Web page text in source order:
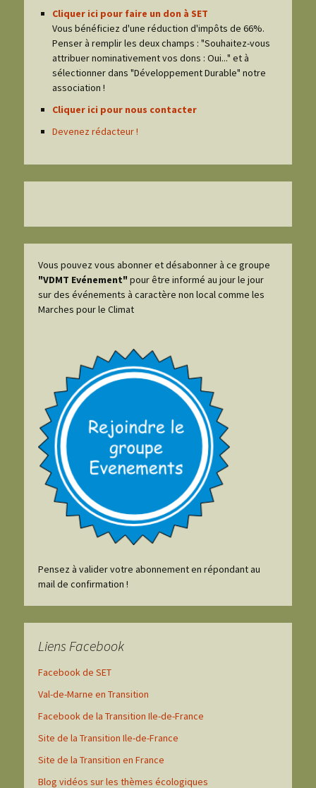
Cliquer ici pour faire un don à SET
Vous bénéficiez d'une réduction d'impôts de 66%.
Penser à remplir les deux champs : "Souhaitez-vous
attribuer nominativement vos dons : Oui..." et à
sélectionner dans "Développement Durable" notre
association !
Cliquer ici pour nous contacter
Devenez rédacteur !
Vous pouvez vous abonner et désabonner à ce groupe
"VDMT Evénement" pour être informé au jour le jour
sur des événements à caractère non local comme les
Marches pour le Climat
Pensez à valider votre abonnement en répondant au
mail de confirmation !
Liens Facebook
Facebook de SET
Val-de-Marne en Transition
Facebook de la Transition Ile-de-France
Site de la Transition Ile-de-France
Site de la Transition en France
Blog vidéos sur les thèmes écologiques